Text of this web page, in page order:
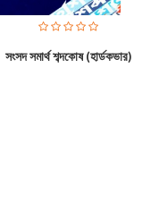
সংসদ সমার্থ শব্দকোষ (হার্ডকভার)